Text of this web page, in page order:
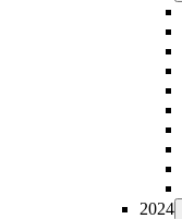
2024